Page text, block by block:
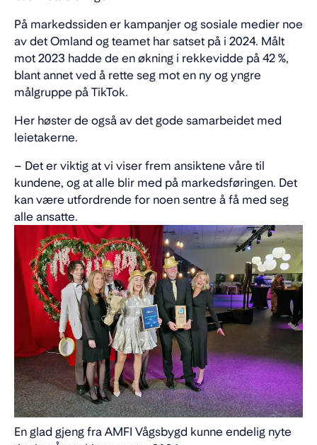
På markedssiden er kampanjer og sosiale medier noe
av det Omland og teamet har satset på i 2024. Målt
mot 2023 hadde de en økning i rekkevidde på 42 %,
blant annet ved å rette seg mot en ny og yngre
målgruppe på TikTok.
Her høster de også av det gode samarbeidet med
leietakerne.
– Det er viktig at vi viser frem ansiktene våre til
kundene, og at alle blir med på markedsføringen. Det
kan være utfordrende for noen sentre å få med seg
alle ansatte.
En glad gjeng fra AMFI Vågsbygd kunne endelig nyte